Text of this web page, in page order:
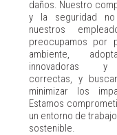
daños. Nuestro
y la seguridad
nuestros
preocupamos por
ambiente,
innovadoras y
correctas, y
minimizar los
Estamos
un entorno de
sostenible.